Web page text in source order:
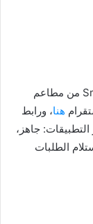
يعتبر مطعم سموكي بيردز كيو Smokey Beards Q من مطاعم
هنا، ورابط
جاهز،
الطلبات